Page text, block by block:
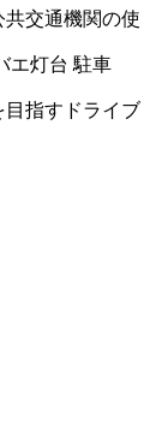
交通機関の使
エ灯台 駐車
指すドライブ